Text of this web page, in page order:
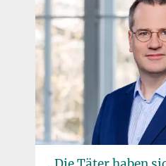
„Der Mond ist eines der
16. JULI 2019
Urs Mall vom Max-Planck-Institut
über die Erkundung des
Missionen
mehr
Den Mond in der Nase